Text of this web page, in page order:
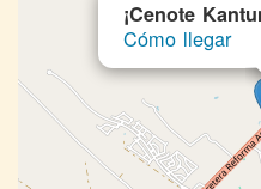
¡Cenote
Cómo llegar